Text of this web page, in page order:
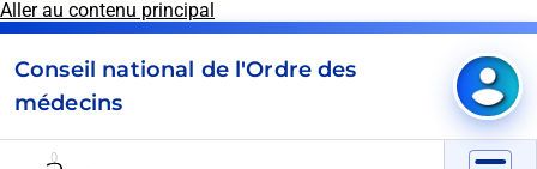
Aller au contenu principal
Conseil national de l'Ordre des
médecins
Mon
Panneau de gestion des cookies